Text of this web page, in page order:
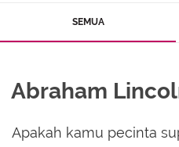
SEMUA
Abraham
Apakah kamu pecinta